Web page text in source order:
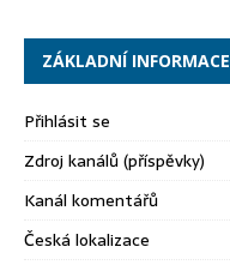
ZÁKLADNÍ INFORMACE
Přihlásit se
Zdroj kanálů (příspěvky)
Kanál komentářů
Česká lokalizace